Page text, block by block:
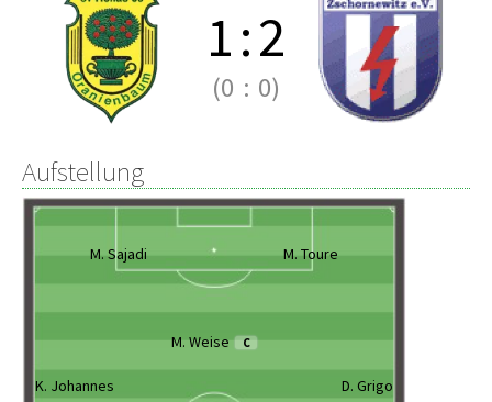
1:2
(0 : 0)
Aufstellung
M. Sajadi M. Toure
M. Weise C
K. Johannes D. Grigo